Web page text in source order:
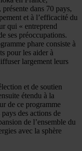
dans 70 pays,
et à l’efficacité du
qui « entreprend
ses préoccupations.
phare consiste à
pour les aider à
largement leurs
et de soutien
étendu à la
de ce programme
des actions de
de l’ensemble du
avec la sphère